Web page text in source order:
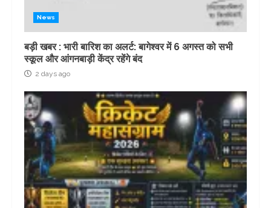
News
बड़ी खबर : भारी बारिश का अलर्ट: बागेश्वर में 6 अगस्त को सभी
स्कूल और आंगनबाड़ी केंद्र रहेंगे बंद
2 days ago